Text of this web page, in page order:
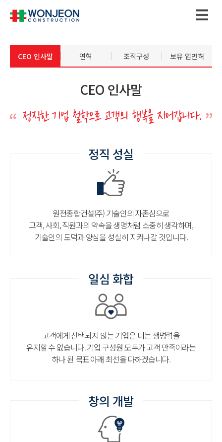
CEO 인사말 연혁 조직구성 보유 업면허
CEO 인사말
정직 성실
원전종합건설(주) 기술인의 자존심으로
고객, 사회, 직원과의 약속을 생명처럼 소중히 생각하며,
기술인의 도덕과 양심을 성실히 지켜나갈 것입니다.
일심 화합
고객에게 선택되지 않는 기업은 더는 생명력을
유지할 수 없습니다. 기업 구성원 모두가 고객 만족이라는
하나 된 목표 아래 최선을 다하겠습니다.
창의 개발